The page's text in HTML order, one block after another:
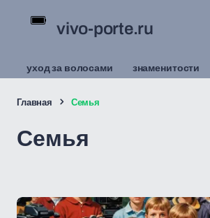
vivo-porte.ru
уход за волосами знаменитости
Главная Семья
Семья